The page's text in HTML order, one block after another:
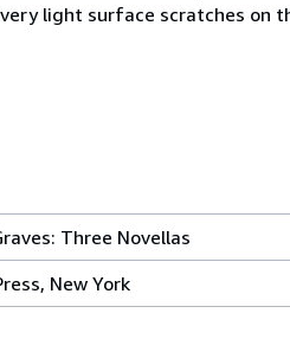
light surface scratches on
Three Novellas
New York